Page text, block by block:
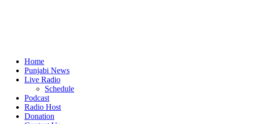
Home
Punjabi News
Live Radio
Schedule
Podcast
Radio Host
Donation